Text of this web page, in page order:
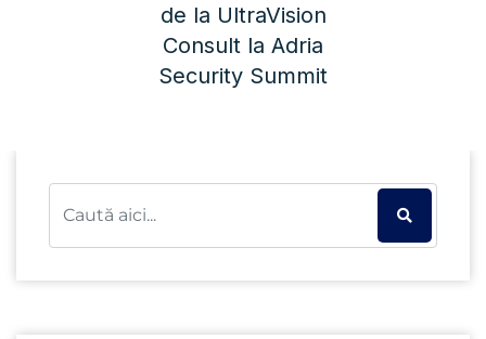
de la UltraVision
Consult la Adria
Security Summit